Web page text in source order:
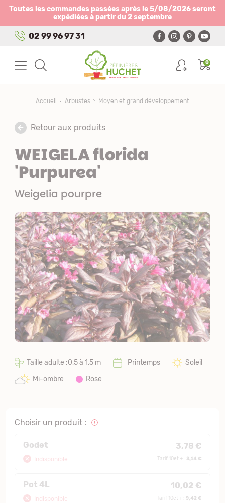
Toutes les commandes passées après le 5/08/2026 seront
expédiées à partir du 2 septembre
02 99 96 97 31
0
Accueil Arbustes Moyen et grand développement
Retour aux produits
WEIGELA florida
'Purpurea'
Weigelia pourpre
Taille adulte :0,5 à 1,5 m Printemps
Soleil
Mi-ombre
Rose
Choisir un produit :
Godet 3,78 €
Indisponible Tarif 10et + : 3,14 €
Pot 4L 10,02 €
Indisponible Tarif 10et + : 9,42 €
Panneau de gestion des cookies